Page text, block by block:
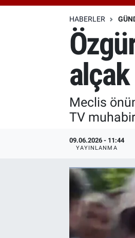
HABERLER
alçak
Meclis
TV
09.06.2026 - 11:44
YAYINLANMA
Özel Haberler
Özel Haberler
Erişim Bilgileri
Haber Arşivi